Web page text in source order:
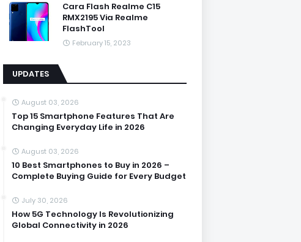
Cara Flash Realme C15
RMX2195 Via Realme
FlashTool
February 15, 2023
UPDATES
August 03, 2026
Top 15 Smartphone Features That Are
Changing Everyday Life in 2026
August 03, 2026
10 Best Smartphones to Buy in 2026 –
Complete Buying Guide for Every Budget
July 30, 2026
How 5G Technology Is Revolutionizing
Global Connectivity in 2026